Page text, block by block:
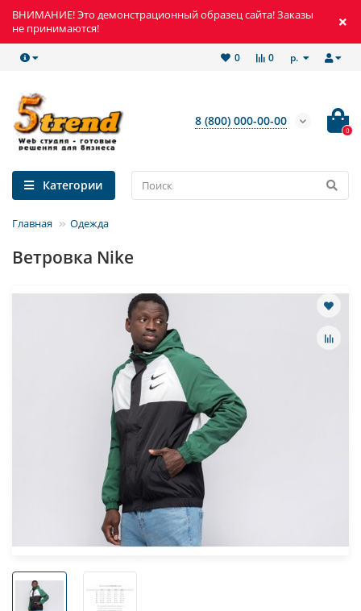
ВНИМАНИЕ! Это демонстрационный образец сайта! Заказы
не принимаются!
р.
0
0
8 (800) 000-00-00
0
Категории
Главная Одежда
Ветровка Nike